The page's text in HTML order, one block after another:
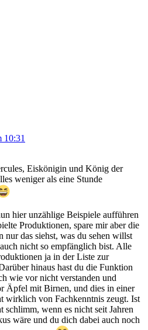
10:31
Eiskönigin und König der
weniger als eine Stunde
hier unzählige Beispiele aufführen
Produktionen, spare mir aber die
nur das siehst, was du sehen willst
nicht so empfänglich bist. Alle
ja in der Liste zur
hinaus hast du die Funktion
wie vor nicht verstanden und
Äpfel mit Birnen, und dies in einer
wirklich von Fachkenntnis zeugt. Ist
schlimm, wenn es nicht seit Jahren
wäre und du dich dabei auch noch